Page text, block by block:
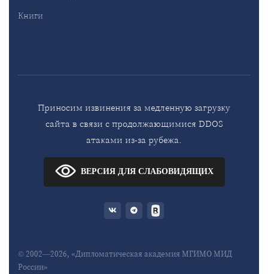
Книги
Приносим извинения за медленную загрузку
сайта в связи с продолжающимися DDOS
атаками из-за рубежа.
ВЕРСИЯ ДЛЯ СЛАБОВИДЯЩИХ
© 2002—2026, «Дипломатическая академия МГИМО МИД
России»